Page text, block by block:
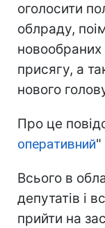
оголосити
облраду,
новообраних
присягу, а
нового
Про це
оперативний"
Всього в
депутатів і
прийти на